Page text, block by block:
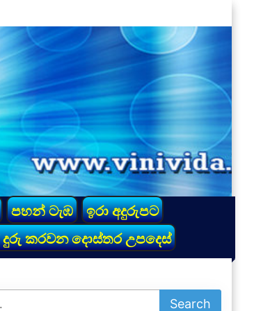
පහන් ටැඹ
ඉරා අදුරුපට
කරවන දොස්තර උපදෙස්